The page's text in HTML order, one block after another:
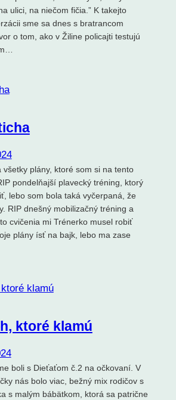
ulici, na niečom fičia.” K takejto
sme sa dnes s bratrancom
o tom, ako v Žiline policajti testujú
všetky plány, ktoré som si na tento
pondelňajší plavecký tréning, ktorý
lebo som bola taká vyčerpaná, že
RIP dnešný mobilizačný tréning a
cvičenia mi Trénerko musel robiť
plány ísť na bajk, lebo ma zase
ktoré klamú
boli s Dieťaťom č.2 na očkovaní. V
nás bolo viac, bežný mix rodičov s
s malým bábätkom, ktorá sa patrične